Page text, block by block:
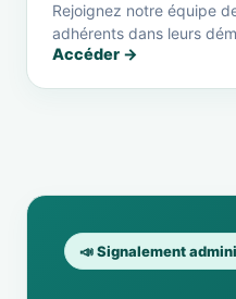
Rejoignez notre équipe
adhérents dans leurs
Accéder →
📣 Signalement